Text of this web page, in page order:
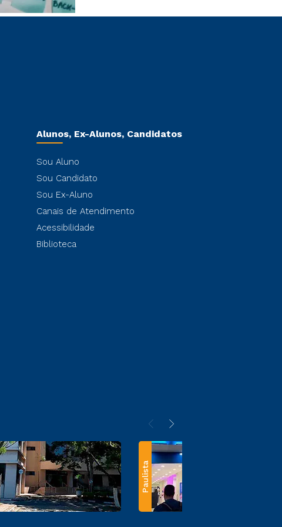
Alunos, Ex-Alunos, Candidatos
Sou Aluno
Sou Candidato
Sou Ex-Aluno
Canais de Atendimento
Acessibilidade
Biblioteca
Paulista